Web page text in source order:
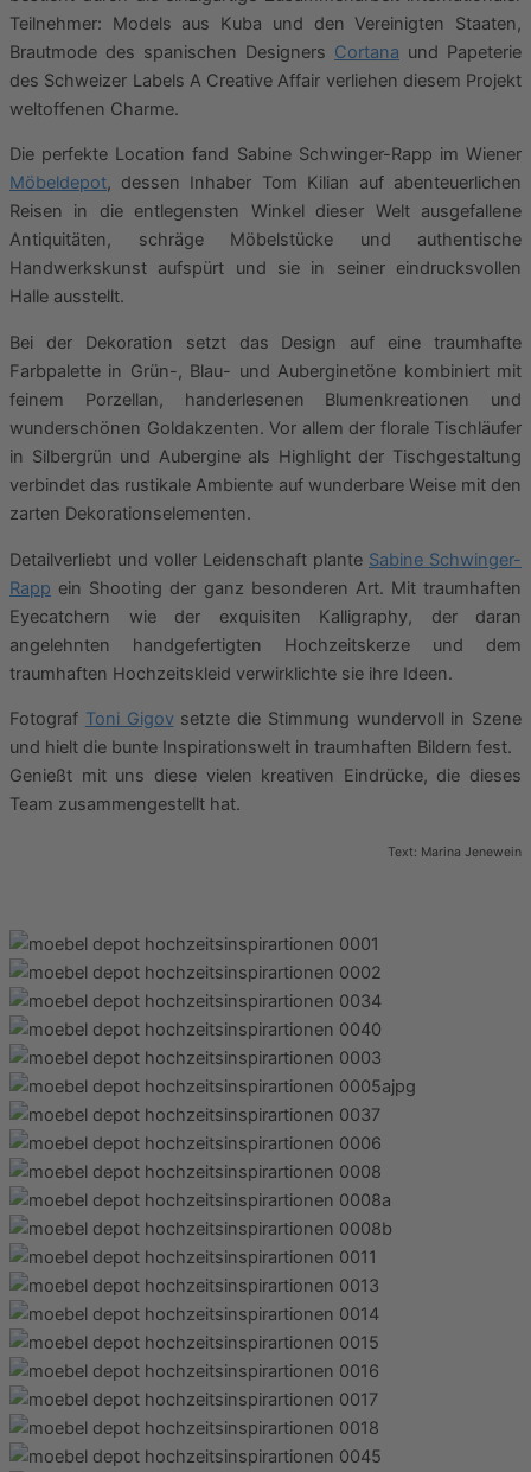
Teilnehmer: Models aus Kuba und den Vereinigten Staaten,
Brautmode des spanischen Designers Cortana und Papeterie
des Schweizer Labels A Creative Affair verliehen diesem Projekt
weltoffenen Charme.
Die perfekte Location fand Sabine Schwinger-Rapp im Wiener
Möbeldepot, dessen Inhaber Tom Kilian auf abenteuerlichen
Reisen in die entlegensten Winkel dieser Welt ausgefallene
Antiquitäten, schräge Möbelstücke und authentische
Handwerkskunst aufspürt und sie in seiner eindrucksvollen
Halle ausstellt.
Bei der Dekoration setzt das Design auf eine traumhafte
Farbpalette in Grün-, Blau- und Auberginetöne kombiniert mit
feinem Porzellan, handerlesenen Blumenkreationen und
wunderschönen Goldakzenten. Vor allem der florale Tischläufer
in Silbergrün und Aubergine als Highlight der Tischgestaltung
verbindet das rustikale Ambiente auf wunderbare Weise mit den
zarten Dekorationselementen.
Detailverliebt und voller Leidenschaft plante Sabine Schwinger-
Rapp ein Shooting der ganz besonderen Art. Mit traumhaften
Eyecatchern wie der exquisiten Kalligraphy, der daran
angelehnten handgefertigten Hochzeitskerze und dem
traumhaften Hochzeitskleid verwirklichte sie ihre Ideen.
Fotograf Toni Gigovsetzte die Stimmung wundervoll in Szene
und hielt die bunte Inspirationswelt in traumhaften Bildern fest.
Genießt mit uns diese vielen kreativen Eindrücke, die dieses
Team zusammengestellt hat.
Text: Marina Jenewein